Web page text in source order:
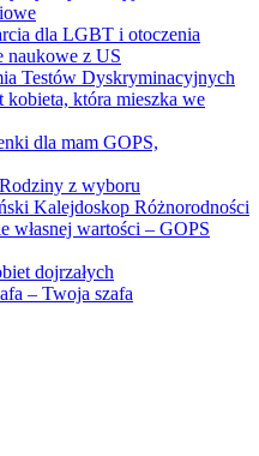
dla LGBT i otoczenia
naukowe z US
Testów Dyskryminacyjnych
która mieszka we
dla mam GOPS,
z wyboru
Kalejdoskop Różnorodności
własnej wartości – GOPS
dojrzałych
– Twoja szafa